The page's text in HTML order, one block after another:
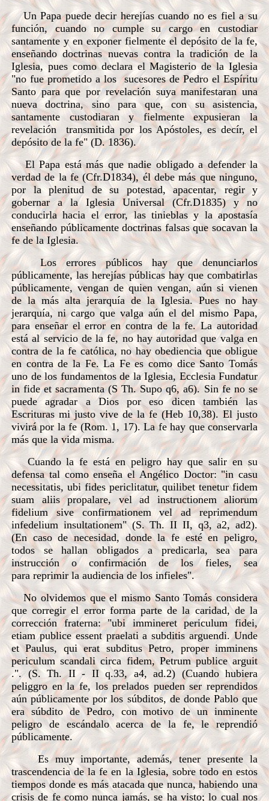
Un Papa puede decir herejías cuando no es fiel a su
función, cuando no cumple su cargo en custodiar
santamente y en exponer fielmente el depósito de la fe,
enseñando doctrinas nuevas contra la tradición de la
Iglesia, pues como declara el Magisterio de la Iglesia
"no fue prometido a los sucesores de Pedro el Espíritu
Santo para que por revelación suya manifestaran una
nueva doctrina, sino para que, con su asistencia,
santamente custodiaran y fielmente expusieran la
revelación transmitida por los Apóstoles, es decír, el
depósito de la fe" (D. 1836).
El Papa está más que nadie obligado a defender la
verdad de la fe (Cfr.D1834), él debe más que ninguno,
por la plenitud de su potestad, apacentar, regir y
gobernar a la Iglesia Universal (Cfr.D1835) y no
conducirla hacia el error, las tinieblas y la apostasía
enseñando públicamente doctrinas falsas que socavan la
fe de la Iglesia.
Los errores públicos hay que denunciarlos
públicamente, las herejías públicas hay que combatirlas
públicamente, vengan de quien vengan, aún si vienen
de la más alta jerarquía de la Iglesia. Pues no hay
jerarquía, ni cargo que valga aún el del mismo Papa,
para enseñar el error en contra de la fe. La autoridad
está al servicio de la fe, no hay autoridad que valga en
contra de la fe católica, no hay obediencia que obligue
en contra de la Fe. La Fe es como dice Santo Tomás
uno de los fundamentos de la Iglesia, Ecclesia Fundatur
in fide et sacramenta (S Th. Supo q6, a6). Sin fe no se
puede agradar a Dios por eso dicen también las
Escrituras mi justo vive de la fe (Heb 10,38). El justo
vivirá por la fe (Rom. 1, 17). La fe hay que conservarla
más que la vida misma.
Cuando la fe está en peligro hay que salir en su
defensa tal como enseña el Angélico Doctor: "in casu
necessitatis, ubi fides periclitatur, quilibet tenetur fidem
suam aliis propalare, vel ad instructionem aliorum
fidelium sive confirmationem vel ad reprimendum
infedelium insultationem" (S. Th. II II, q3, a2, ad2).
(En caso de necesidad, donde la fe esté en peligro,
todos se hallan obligados a predicarla, sea para
instrucción o confirmación de los fieles, sea
para reprimir la audiencia de los infieles".
No olvidemos que el mismo Santo Tomás considera
que corregir el error forma parte de la caridad, de la
corrección fraterna: "ubi immineret periculum fidei,
etiam publice essent praelati a subditis arguendi. Unde
et Paulus, qui erat subditus Petro, proper imminens
periculum scandali circa fidem, Petrum publice arguit
.". (S. Th. II - II q.33, a4, ad.2) (Cuando hubiera
peliggro en la fe, los prelados pueden ser reprendidos
aún públicamente por los súbditos, de donde Pablo que
era súbdito de Pedro, con motivo de un inminente
peligro de escándalo acerca de la fe, le reprendió
públicamente.
Es muy importante, además, tener presente la
trascendencia de la fe en la Iglesia, sobre todo en estos
tiempos donde es más atacada que nunca, habiendo una
crisis de fe como nunca jamás, se ha visto; lo cual nos